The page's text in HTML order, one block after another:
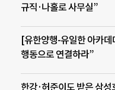
규직·나홀로 사무실”
[유한양행-유일한 아카
행동으로 연결하라”
한강·허준이도 받은 삼